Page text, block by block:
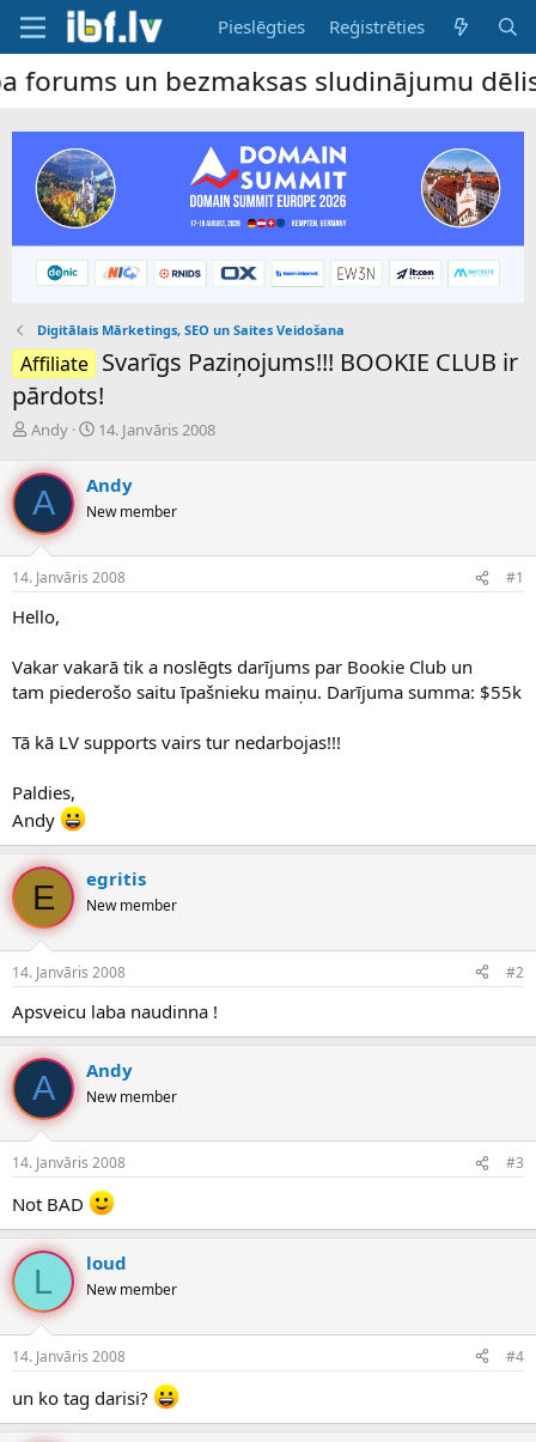
Pieslēgties Reģistrēties
bezmaksas sludinājumu dēlis –
Digitālais Mārketings, SEO un Saites Veidošana
Affiliate Svarīgs Paziņojums!!! BOOKIE CLUB ir
pārdots!
P
v
d
i
e
n
u
s
ā
Andy
S
u
m
d
a
s
14. Janvāris 2008
A Andy
New member
14. Janvāris 2008 #1
Hello,
Vakar vakarā tik a noslēgts darījums par Bookie Club un
tam piederošo saitu īpašnieku maiņu. Darījuma summa: $55k
Tā kā LV supports vairs tur nedarbojas!!!
Paldies,
Andy
E egritis
New member
14. Janvāris 2008 #2
Apsveicu laba naudinna !
A Andy
New member
14. Janvāris 2008 #3
Not BAD
L loud
New member
14. Janvāris 2008 #4
un ko tag darisi?